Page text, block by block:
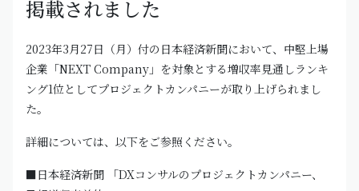
掲載されました
2023年3月27日（月）付の日本経済新聞において、中堅上場
企業「NEXT Company」を対象とする増収率見通しランキ
ング1位としてプロジェクトカンパニーが取り上げられまし
た。
詳細については、以下をご参照ください。
■日本経済新聞 「DXコンサルのプロジェクトカンパニー、